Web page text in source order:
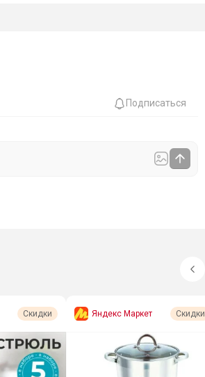
Подписаться
Скидки Яндекс Маркет Скидки